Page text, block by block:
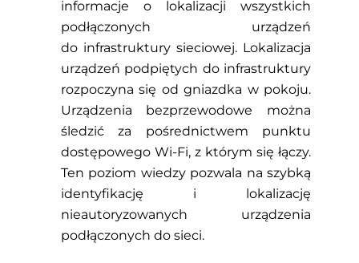
informacje o lokalizacji wszystkich
podłączonych urządzeń
do infrastruktury sieciowej. Lokalizacja
urządzeń podpiętych do infrastruktury
rozpoczyna się od gniazdka w pokoju.
Urządzenia bezprzewodowe można
śledzić za pośrednictwem punktu
dostępowego Wi-Fi, z którym się łączy.
Ten poziom wiedzy pozwala na szybką
identyfikację i lokalizację
nieautoryzowanych urządzenia
podłączonych do sieci.